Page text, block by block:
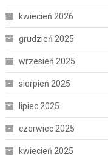
kwiecień 2026
grudzień 2025
wrzesień 2025
sierpień 2025
lipiec 2025
czerwiec 2025
kwiecień 2025